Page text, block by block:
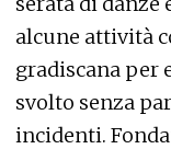
alcune attività
gradiscana per
svolto senza
incidenti.